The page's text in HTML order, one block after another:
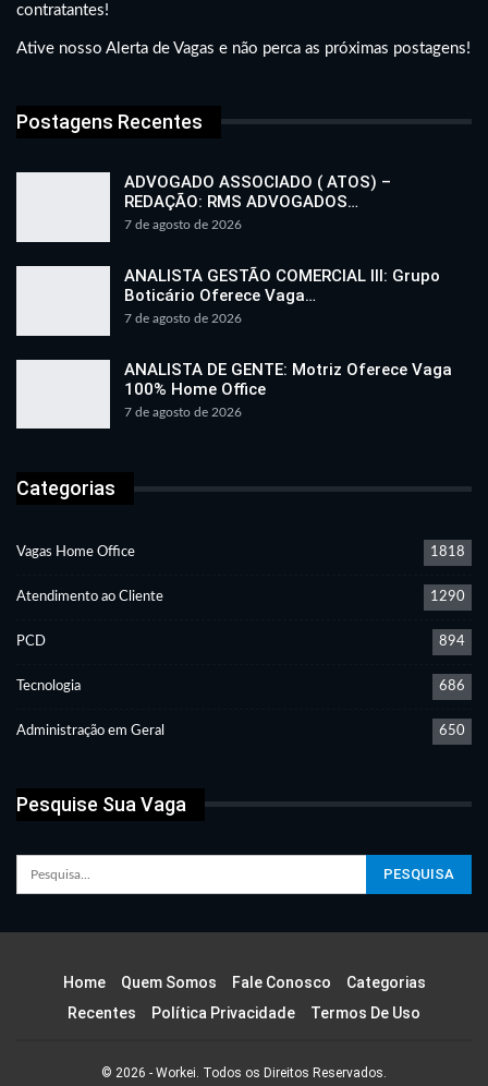
contratantes!
Ative nosso Alerta de Vagas e não perca as próximas postagens!
Postagens Recentes
ADVOGADO ASSOCIADO ( ATOS) –
REDAÇÃO: RMS ADVOGADOS…
7 de agosto de 2026
ANALISTA GESTÃO COMERCIAL III: Grupo
Boticário Oferece Vaga…
7 de agosto de 2026
ANALISTA DE GENTE: Motriz Oferece Vaga
100% Home Office
7 de agosto de 2026
Categorias
Vagas Home Office 1818
Atendimento ao Cliente 1290
PCD 894
Tecnologia 686
Administração em Geral 650
Pesquise Sua Vaga
Home Quem Somos Fale Conosco
Categorias
Recentes
Política Privacidade Termos De Uso
© 2026 - Workei. Todos os Direitos Reservados.